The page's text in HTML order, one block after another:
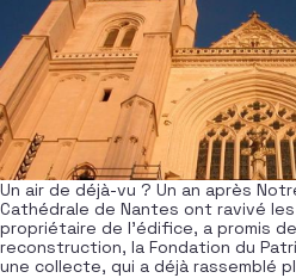
Un air de déjà-vu ? Un an après
Cathédrale de Nantes ont ravivé
propriétaire de l’édifice, a promis
reconstruction, la Fondation du
une collecte, qui a déjà rassemblé